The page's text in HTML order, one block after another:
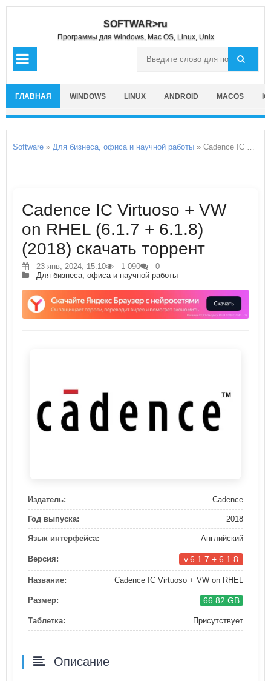
SOFTWAR>ru
Программы для Windows, Mac OS, Linux, Unix
ГЛАВНАЯ WINDOWS LINUX ANDROID MACOS
Software » Для бизнеса, офиса и научной работы » Cadence IC Virtuoso + VW on RHEL
Cadence IC Virtuoso + VW
on RHEL (6.1.7 + 6.1.8)
(2018) скачать торрент
23-янв, 2024, 15:10 1 090
0
Для бизнеса, офиса и научной работы
Издатель: Cadence
Год выпуска: 2018
Язык интерфейса: Английский
Версия: v.6.1.7 + 6.1.8
Название: Cadence IC Virtuoso + VW on RHEL
Размер: 66.82 GB
Таблетка: Присутствует
Описание